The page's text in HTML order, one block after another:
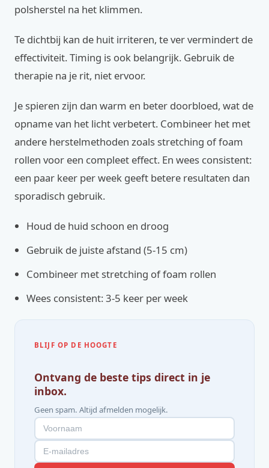
polsherstel na het klimmen.
Te dichtbij kan de huit irriteren, te ver vermindert de
effectiviteit. Timing is ook belangrijk. Gebruik de
therapie na je rit, niet ervoor.
Je spieren zijn dan warm en beter doorbloed, wat de
opname van het licht verbetert. Combineer het met
andere herstelmethoden zoals stretching of foam
rollen voor een compleet effect. En wees consistent:
een paar keer per week geeft betere resultaten dan
sporadisch gebruik.
Houd de huid schoon en droog
Gebruik de juiste afstand (5-15 cm)
Combineer met stretching of foam rollen
Wees consistent: 3-5 keer per week
BLIJF OP DE HOOGTE
Ontvang de beste tips direct in je
inbox.
Geen spam. Altijd afmelden mogelijk.